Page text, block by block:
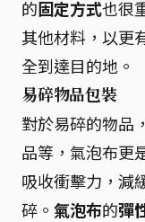
的固定方式也很
其他材料，以更
全到達目的地。
易碎物品包裝
對於易碎的物品
品等，氣泡布更
吸收衝擊力，減
碎。 氣泡布的彈